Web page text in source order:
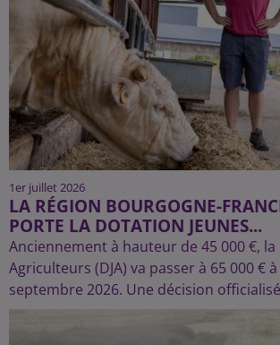
1er juillet 2026
LA RÉGION BOURGOGNE-
PORTE LA DOTATION JEUNES...
Anciennement à hauteur de 45 000 €,
Agriculteurs (DJA) va passer à 65 000 €
septembre 2026. Une décision